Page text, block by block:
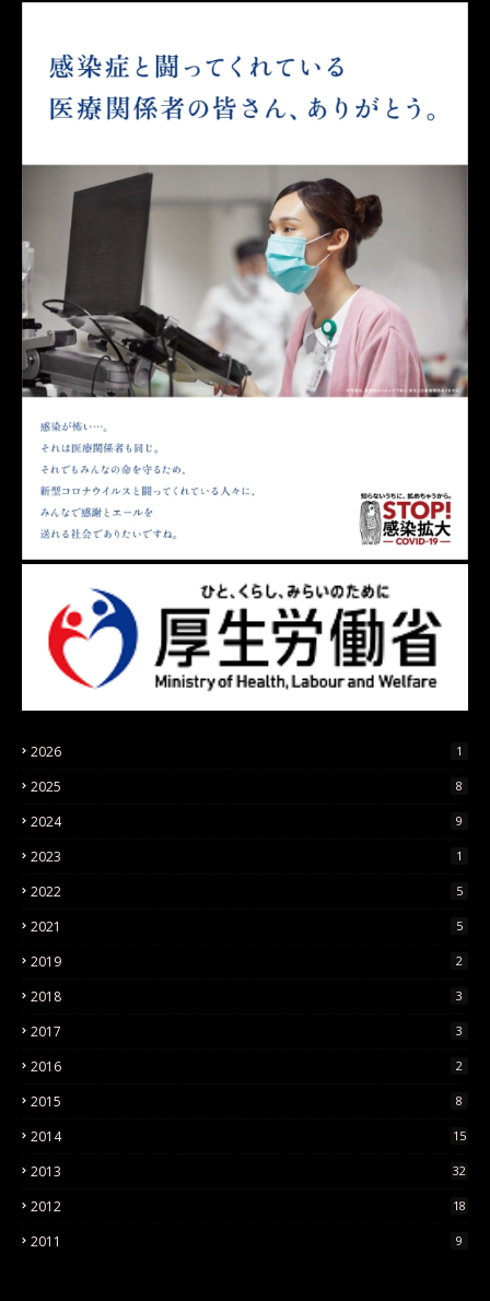
2026 1
2025 8
2024 9
2023 1
2022 5
2021 5
2019 2
2018 3
2017 3
2016 2
2015 8
2014 15
2013 32
2012 18
2011 9